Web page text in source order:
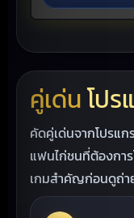
คู่เด่นโปร
คัดคู่เด่นจากโปรแ
แฟนไก่ชนที่ต้องกา
เกมสำคัญก่อนดูถ่